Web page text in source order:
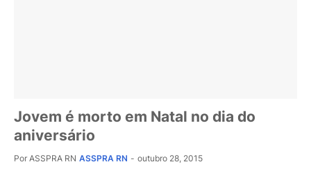
Jovem é morto em Natal no dia do
aniversário
Por ASSPRA RN ASSPRA RN - outubro 28, 2015